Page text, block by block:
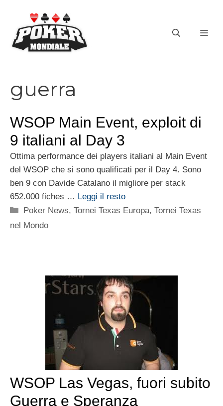
contenuto
guerra
WSOP Main Event, exploit di
9 italiani al Day 3
Ottima performance dei players italiani al Main Event
del WSOP che si sono qualificati per il Day 4. Sono
ben 9 con Davide Catalano il migliore per stack
652.000 fiches … Leggi il resto
Categorie
Poker News,Tornei Texas Europa,Tornei Texas
nel Mondo
WSOP Las Vegas, fuori subito
Guerra e Speranza